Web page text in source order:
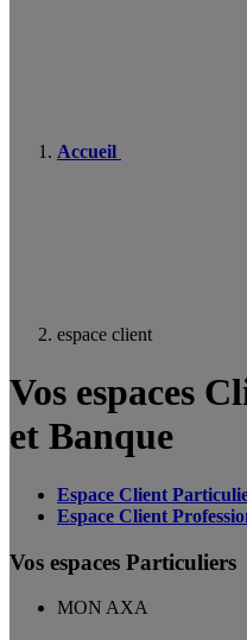
Accueil
espace client
Vos espaces
et Banque
Espace Client
Espace Client
Vos espaces Particuliers
MON AXA